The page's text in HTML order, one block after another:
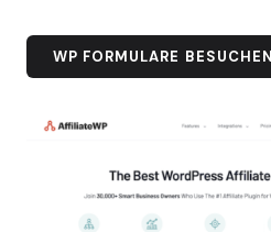
WP FORMULARE BESUCHEN